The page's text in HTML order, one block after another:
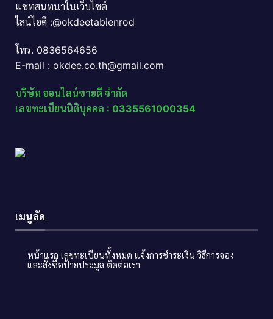
แชทสนทนาในเว็บไซต์
ไลน์ไอดี :@okdeetabienrod
โทร. 0836564656
E-mail : okdee.co.th@gmail.com
บริษัท ออนไลน์ขายดี จำกัด
เลขทะเบียนนิติบุคคล : 0335561000354
เมนูลัด
หน้าแรก เลขทะเบียนทั้งหมด แจ้งการชำระเงิน วิธีการจอง
และสั่งซื้อป้ายประมูล ติดต่อเรา